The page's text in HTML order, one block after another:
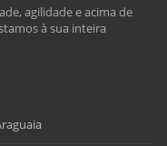
agilidade e acima de
à sua inteira